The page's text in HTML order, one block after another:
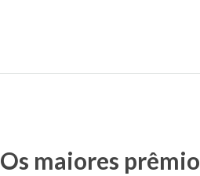
Os maiores